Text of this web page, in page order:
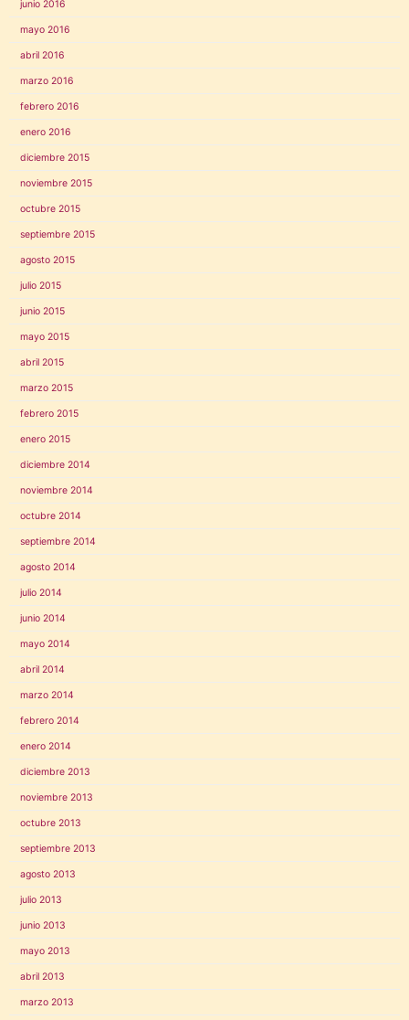
junio 2016
mayo 2016
abril 2016
marzo 2016
febrero 2016
enero 2016
diciembre 2015
noviembre 2015
octubre 2015
septiembre 2015
agosto 2015
julio 2015
junio 2015
mayo 2015
abril 2015
marzo 2015
febrero 2015
enero 2015
diciembre 2014
noviembre 2014
octubre 2014
septiembre 2014
agosto 2014
julio 2014
junio 2014
mayo 2014
abril 2014
marzo 2014
febrero 2014
enero 2014
diciembre 2013
noviembre 2013
octubre 2013
septiembre 2013
agosto 2013
julio 2013
junio 2013
mayo 2013
abril 2013
marzo 2013